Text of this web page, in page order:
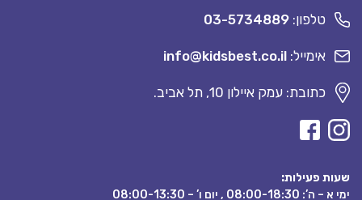
טלפון: 03-5734889
אימייל: info@kidsbest.co.il
כתובת: עמק איילון 10, תל אביב.
שעות פעילות:
ימי א – ה’: 08:00-18:30 , יום ו’ – 08:00-13:30